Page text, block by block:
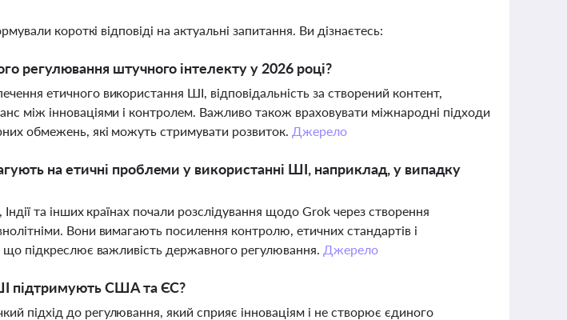
короткі відповіді на актуальні запитання. Ви дізнаєтесь:
регулювання штучного інтелекту у 2026 році?
етичного використання ШІ, відповідальність за створений контент,
між інноваціями і контролем. Важливо також враховувати міжнародні підходи
обмежень, які можуть стримувати розвиток. Джерело
на етичні проблеми у використанні ШІ, наприклад, у випадку
та інших країнах почали розслідування щодо Grok через створення
Вони вимагають посилення контролю, етичних стандартів і
що підкреслює важливість державного регулювання. Джерело
підтримують США та ЄС?
підхід до регулювання, який сприяє інноваціям і не створює єдиного